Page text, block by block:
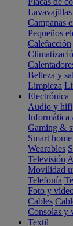
Lavavajillas
Campanas
Pequeños
Calefacción
Belleza y
Limpieza
Electrónica
Audio y hifi
Informática
Gaming &
Smart home
Wearables
Televisión
Movilidad
Telefonía
Foto y
Cables
Consolas y
Textil